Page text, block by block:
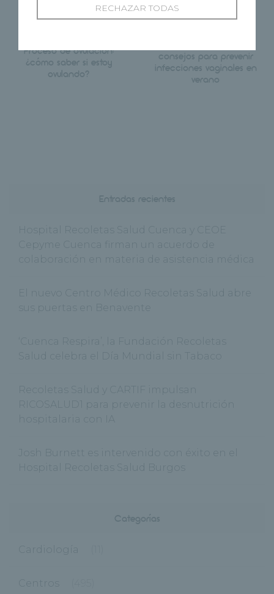
Proceso de ovulación:
¿cómo saber si estoy
ovulando?
consejos para prevenir
infecciones vaginales en
verano
Hospital Recoletas Salud Cuenca y CEOE
Cepyme Cuenca firman un acuerdo de
colaboración en materia de asistencia médica
El nuevo Centro Médico Recoletas Salud abre
sus puertas en Benavente
‘Cuenca Respira’, la Fundación Recoletas
Salud celebra el Día Mundial sin Tabaco
Recoletas Salud y CARTIF impulsan
RICOSALUD1 para prevenir la desnutrición
hospitalaria con IA
Josh Burnett es intervenido con éxito en el
Hospital Recoletas Salud Burgos
Cardiología
Centros
RECHAZAR TODAS